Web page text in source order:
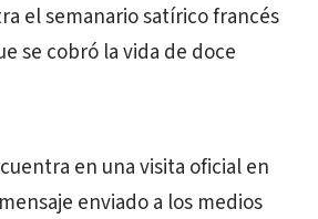
el semanario satírico francés
se cobró la vida de doce
en una visita oficial en
enviado a los medios